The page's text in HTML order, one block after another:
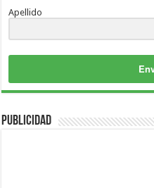
Apellido
Publicidad